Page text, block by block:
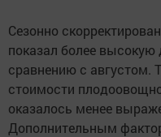
Сезонно
показал более высокую
сравнению с августом.
стоимости
оказалось менее
Дополнительным